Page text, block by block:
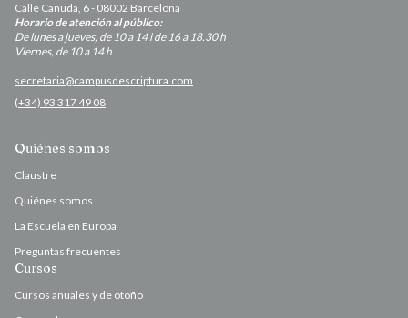
Calle Canuda, 6 - 08002 Barcelona
Horario de atención al público:
De lunes a jueves, de 10 a 14 i de 16 a 18.30 h
Viernes, de 10 a 14 h
secretaria@campusdescriptura.com
(+34) 93 317 49 08
Quiénes somos
Claustre
Quiénes somos
La Escuela en Europa
Preguntas frecuentes
Cursos
Cursos anuales y de otoño